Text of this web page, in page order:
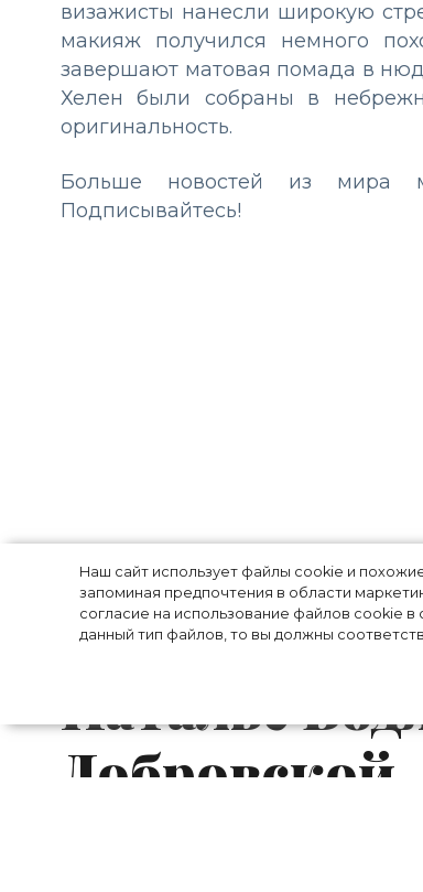
Наш сайт использует файлы cookie и
запоминая предпочтения в области
согласие на использование файлов cookie
данный тип файлов, то вы должны
визажисты нанесли широкую
макияж получился немного
завершают матовая помада в
Хелен были собраны в
оригинальность.
Больше новостей из
Подписывайтесь!
Битва
«огненное»
Наталье
Добровской